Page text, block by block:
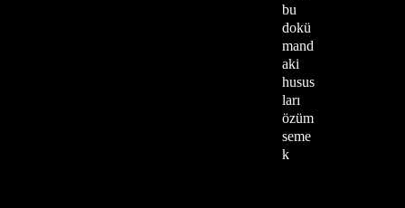
bu
dokü
mand
aki
husus
ları
özüm
seme
k